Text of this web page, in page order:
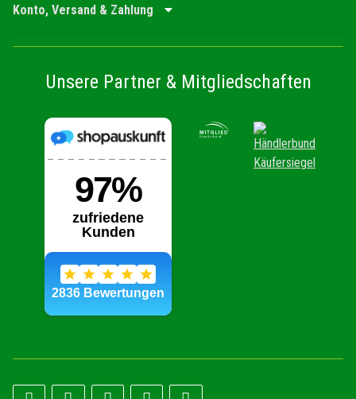
Konto, Versand & Zahlung
Unsere Partner & Mitgliedschaften